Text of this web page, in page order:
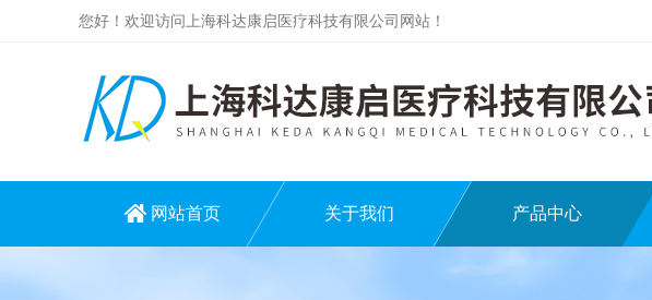
您好！欢迎访问上海科达康启医疗科技有限公司网站！
网站首页 关于我们 产品中心